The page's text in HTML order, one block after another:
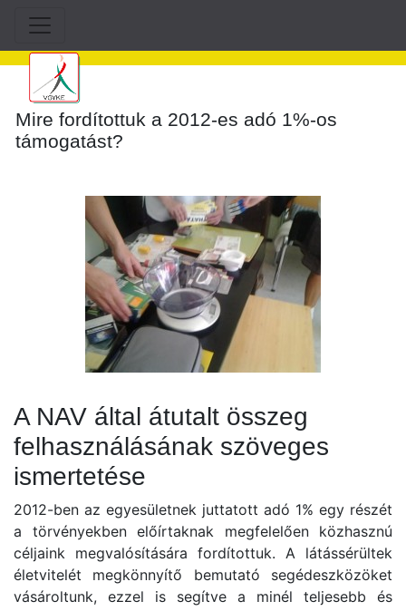
Mire fordítottuk a 2012-es adó 1%-os
támogatást?
A NAV által átutalt összeg
felhasználásának szöveges
ismertetése
2012-ben az egyesületnek juttatott adó 1% egy részét
a törvényekben előírtaknak megfelelően közhasznú
céljaink megvalósítására fordítottuk. A látássérültek
életvitelét megkönnyítő bemutató segédeszközöket
vásároltunk, ezzel is segítve a minél teljesebb és